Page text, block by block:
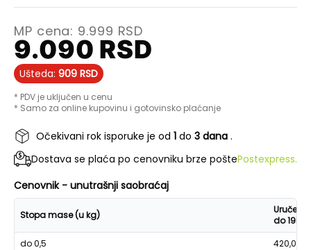
MP cena: 9.999 RSD
9.090 RSD
Ušteda: 909 RSD
* PDV je uključen u cenu
* Samo za online kupovinu i gotovinsko plaćanje
Očekivani rok isporuke je od 1 do 3 dana .
Dostava se plaća po cenovniku brze poštePostexpress.
Cenovnik - unutrašnji saobraćaj
Stopa mase (u kg)
Uručenje
do 19h
do 0,5
420,00